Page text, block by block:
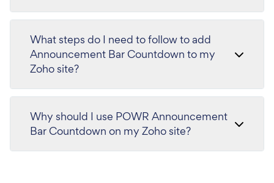
What steps do I need to follow to add
Announcement Bar Countdown to my
Zoho site?
Why should I use POWR Announcement
Bar Countdown on my Zoho site?